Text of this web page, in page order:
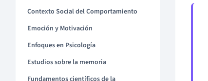
Contexto Social del Comportamiento
Emoción y Motivación
Enfoques en Psicología
Estudios sobre la memoria
Fundamentos científicos de la